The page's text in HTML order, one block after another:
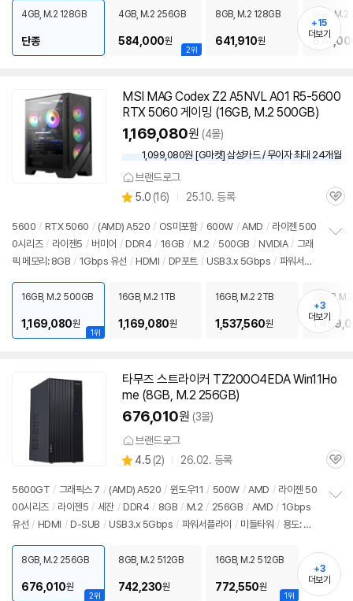
치
기
4GB, M.2 128GB
단종
2위
4GB, M.2 256GB
584,000원
8GB, M.2 128GB
641,910원
8GB,
+15
더보기
MSI MAG Codex Z2 A5NVL A01 R5-5600
RTX 5060 게이밍 (16GB, M.2 500GB)
1,169,080원 (4몰)
1,099,080원 [G마켓] 삼성카드 / 무이자 최대 24개월
브랜드로그
별
점
5.0 (상
리
뷰
16) 25.10. 등록
관
5600 / RTX 5060 / (AMD) A520 / OS미포함 / 600W / AMD / 라이젠 500
0시리즈 / 라이젠5 / 버미어 / DDR4 / 16GB / M.2 / 500GB / NVIDIA / 그래
픽 메모리: 8GB / 1Gbps 유선 / HDMI / DP포트 / USB3.x 5Gbps / 파워서플
치
기
1위
16GB, M.2 500GB
1,169,080원
16GB, M.2 1TB
1,169,080원
16GB, M.2 2TB
1,537,560원
32GB,
+3
더보기
타무즈 스트라이커 TZ200O4EDA Win11Ho
me (8GB, M.2 256GB)
676,010원 (3몰)
브랜드로그
별
점
4.5 (상
리
뷰
2) 26.02. 등록
관
5600GT / 그래픽스 7 / (AMD) A520 / 윈도우11 / 500W / AMD / 라이젠 50
00시리즈 / 라이젠5 / 세잔 / DDR4 / 8GB / M.2 / 256GB / AMD / 1Gbps
유선 / HDMI / D-SUB / USB3.x 5Gbps / 파워서플라이 / 미들타워 / 용도: 사
기
2위
8GB, M.2 256GB
676,010원
8GB, M.2 512GB
742,230원
1위
16GB, M.2 512GB
772,550원
+3
더보기